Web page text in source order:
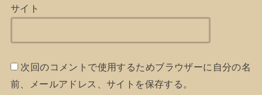
サイト
次回のコメントで使用するためブラウザーに自分の名
前、メールアドレス、サイトを保存する。